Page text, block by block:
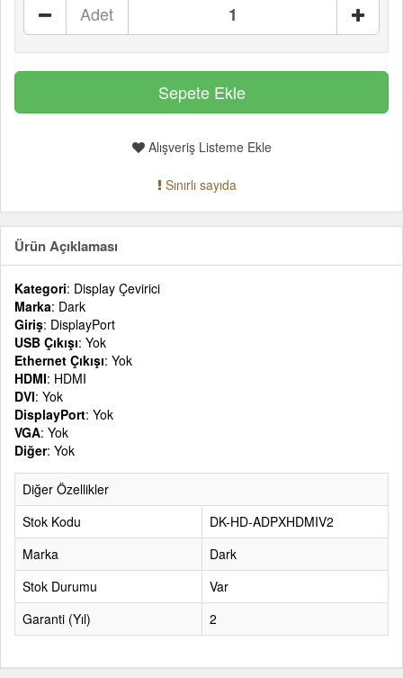
Adet
Alışveriş Listeme Ekle
Sınırlı sayıda
Ürün Açıklaması
Kategori: Display Çevirici
Marka: Dark
Giriş: DisplayPort
USB Çıkışı: Yok
Ethernet Çıkışı: Yok
HDMI: HDMI
DVI: Yok
DisplayPort: Yok
VGA: Yok
Diğer: Yok
Diğer Özellikler
Stok Kodu
DK-HD-ADPXHDMIV2
Marka
Dark
Stok Durumu
Var
Garanti (Yıl)
2